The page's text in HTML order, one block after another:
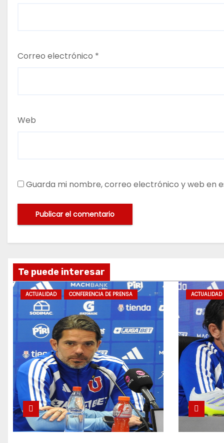
Correo electrónico *
Web
Guarda mi nombre, correo electrónico y web en
Te puede interesar
ACTUALIDAD CONFERENCIA DE PRENSA ACTUALIDAD